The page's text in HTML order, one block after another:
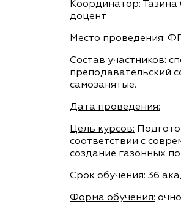
Координатор: Тазина
доцент
Место проведения:
Состав участников:
преподавательский
самозанятые.
Дата проведения:
Цель курсов:
соответствии с
создание газонных
Срок обучения: 36
Форма обучения: